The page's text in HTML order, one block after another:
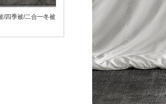
/四季被/二合一冬被